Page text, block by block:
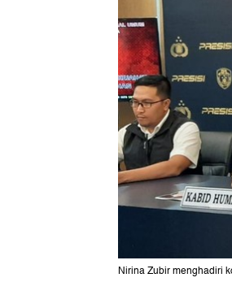
Nirina Zubir menghadiri